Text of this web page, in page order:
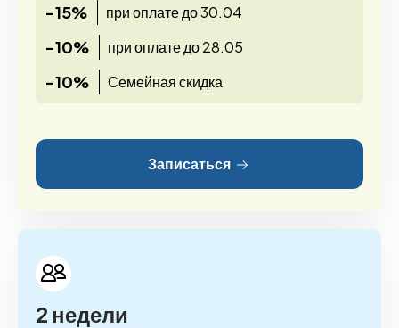
-15%
при оплате до 30.04
-10% при оплате до 28.05
-10% Семейная скидка
Записаться
2 недели